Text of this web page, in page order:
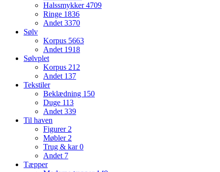
Halssmykker4709
Ringe 1836
Andet3370
Sølv
Korpus 5663
Andet 1918
Sølvplet
Korpus 212
Andet 137
Tekstiler
Beklædning 150
Duge 113
Andet339
Til haven
Figurer2
Møbler2
Trug & kar0
Andet 7
Tæpper